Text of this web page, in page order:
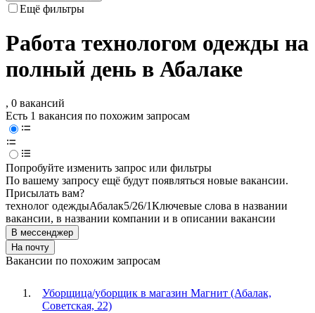
Ещё фильтры
Работа технологом одежды на
полный день в Абалаке
, 0 вакансий
Есть 1 вакансия по похожим запросам
Попробуйте изменить запрос или фильтры
По вашему запросу ещё будут появляться новые вакансии.
Присылать вам?
технолог одеждыАбалак5/26/1Ключевые слова в названии
вакансии, в названии компании и в описании вакансии
В мессенджер
На почту
Вакансии по похожим запросам
Уборщица/уборщик в магазин Магнит (Абалак,
Советская, 22)